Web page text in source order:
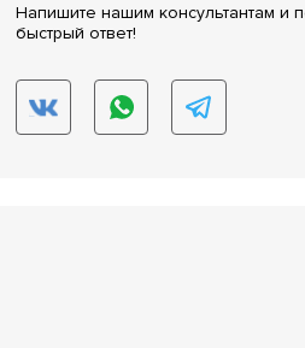
Напишите нашим консультантам и
быстрый ответ!